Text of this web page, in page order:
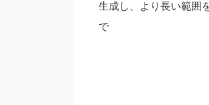
生成し、より長い範囲
で